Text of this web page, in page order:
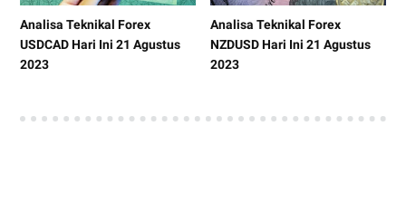
Analisa Teknikal Forex
USDCAD Hari Ini 21 Agustus
2023
Analisa Teknikal Forex
NZDUSD Hari Ini 21 Agustus
2023